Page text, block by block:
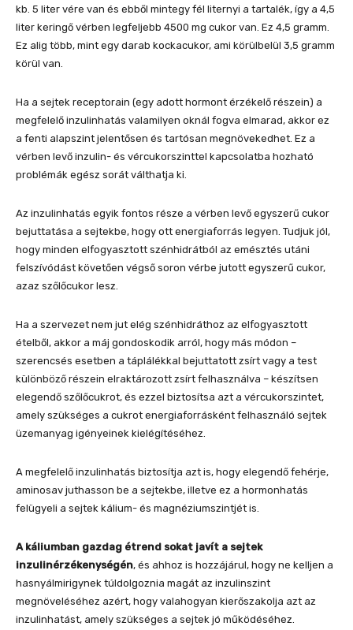
kb. 5 liter vére van és ebből mintegy fél liternyi a tartalék, így a 4,5
liter keringő vérben legfeljebb 4500 mg cukor van. Ez 4,5 gramm.
Ez alig több, mint egy darab kockacukor, ami körülbelül 3,5 gramm
körül van.
Ha a sejtek receptorain (egy adott hormont érzékelő részein) a
megfelelő inzulinhatás valamilyen oknál fogva elmarad, akkor ez
a fenti alapszint jelentősen és tartósan megnövekedhet. Ez a
vérben levő inzulin- és vércukorszinttel kapcsolatba hozható
problémák egész sorát válthatja ki.
Az inzulinhatás egyik fontos része a vérben levő egyszerű cukor
bejuttatása a sejtekbe, hogy ott energiaforrás legyen. Tudjuk jól,
hogy minden elfogyasztott szénhidrátból az emésztés utáni
felszívódást követően végső soron vérbe jutott egyszerű cukor,
azaz szőlőcukor lesz.
Ha a szervezet nem jut elég szénhidráthoz az elfogyasztott
ételből, akkor a máj gondoskodik arról, hogy más módon –
szerencsés esetben a táplálékkal bejuttatott zsírt vagy a test
különböző részein elraktározott zsírt felhasználva – készítsen
elegendő szőlőcukrot, és ezzel biztosítsa azt a vércukorszintet,
amely szükséges a cukrot energiaforrásként felhasználó sejtek
üzemanyag igényeinek kielégítéséhez.
A megfelelő inzulinhatás biztosítja azt is, hogy elegendő fehérje,
aminosav juthasson be a sejtekbe, illetve ez a hormonhatás
felügyeli a sejtek kálium- és magnéziumszintjét is.
A káliumban gazdag étrend sokat javít a sejtek
inzulinérzékenységén, és ahhoz is hozzájárul, hogy ne kelljen a
hasnyálmirigynek túldolgoznia magát az inzulinszint
megnöveléséhez azért, hogy valahogyan kierőszakolja azt az
inzulinhatást, amely szükséges a sejtek jó működéséhez.